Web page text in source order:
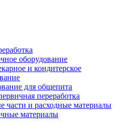
оборудование
и кондитерское
для общепита
переработка
части и расходные материалы
материалы